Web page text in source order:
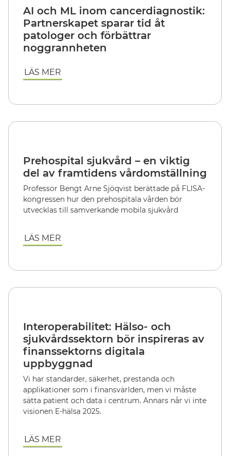
AI och ML inom cancerdiagnostik:
Partnerskapet sparar tid åt
patologer och förbättrar
noggrannheten
LÄS MER
Prehospital sjukvård – en viktig
del av framtidens vårdomställning
Professor Bengt Arne Sjöqvist berättade på FLISA-
kongressen hur den prehospitala vården bör
utvecklas till samverkande mobila sjukvård
LÄS MER
Interoperabilitet: Hälso- och
sjukvårdssektorn bör inspireras av
finanssektorns digitala
uppbyggnad
Vi har standarder, säkerhet, prestanda och
applikationer som i finansvärlden, men vi måste
sätta patient och data i centrum. Annars når vi inte
visionen E-hälsa 2025.
LÄS MER